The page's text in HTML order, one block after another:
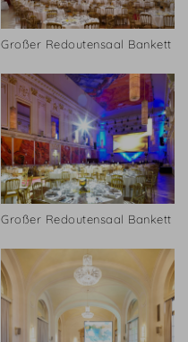
Großer Redoutensaal Bankett
Großer Redoutensaal Bankett